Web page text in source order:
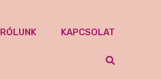
RÓLUNK KAPCSOLAT